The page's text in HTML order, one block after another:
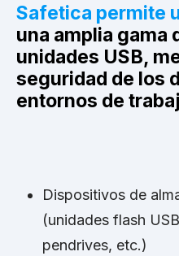
Safetica permite
una amplia gama
unidades USB,
seguridad de los
entornos de
Dispositivos de
(unidades flash
pendrives, etc.)